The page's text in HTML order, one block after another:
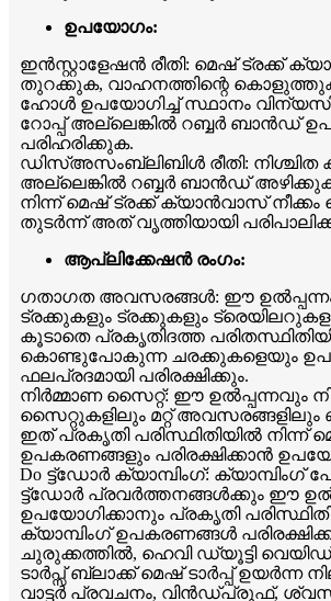
ഉപയോഗം:
ഇൻസ്റ്റാളേഷൻ രീതി: മെഷ് ട്രക്ക്
തുറക്കുക, വാഹനത്തിന്റെ
ഹോൾ ഉപയോഗിച്ച് സ്ഥാനം
റോപ്പ് അല്ലെങ്കിൽ റബ്ബർ ബാൻഡ്
പരിഹരിക്കുക.
ഡിസ്അസംബ്ലിബിൾ രീതി: നിശ്ചിത
അല്ലെങ്കിൽ റബ്ബർ ബാൻഡ്
നിന്ന് മെഷ് ട്രക്ക് ക്യാൻവാസ്
തുടർന്ന് അത് വൃത്തിയായി
ആപ്ലിക്കേഷൻ രംഗം:
ഗതാഗത അവസരങ്ങൾ: ഈ
ട്രക്കുകളും ട്രക്കുകളും
കൂടാതെ പ്രകൃതിദത്ത
കൊണ്ടുപോകുന്ന ചരക്കുകളെയും
ഫലപ്രദമായി പരിരക്ഷിക്കും.
നിർമ്മാണ സൈറ്റ്: ഈ ഉൽപ്പന്നവും
സൈറ്റുകളിലും മറ്റ്
ഇത് പ്രകൃതി പരിസ്ഥിതിയിൽ നിന്ന്
ഉപകരണങ്ങളും പരിരക്ഷിക്കാൻ
Do ട്ട്ഡോർ ക്യാമ്പിംഗ്: ക്യാമ്പിംഗ്
ട്ട്ഡോർ പ്രവർത്തനങ്ങൾക്കും ഈ
ഉപയോഗിക്കാനും പ്രകൃതി
ക്യാമ്പിംഗ് ഉപകരണങ്ങൾ
ചുരുക്കത്തിൽ, ഹെവി ഡ്യൂട്ടി
ടാർപ്സ് ബ്ലാക്ക് മെഷ് ടാർപ്പ് ഉയർന്ന
വാട്ടർ പ്രവചനം, വിൻഡ്പ്രൂഫ്,